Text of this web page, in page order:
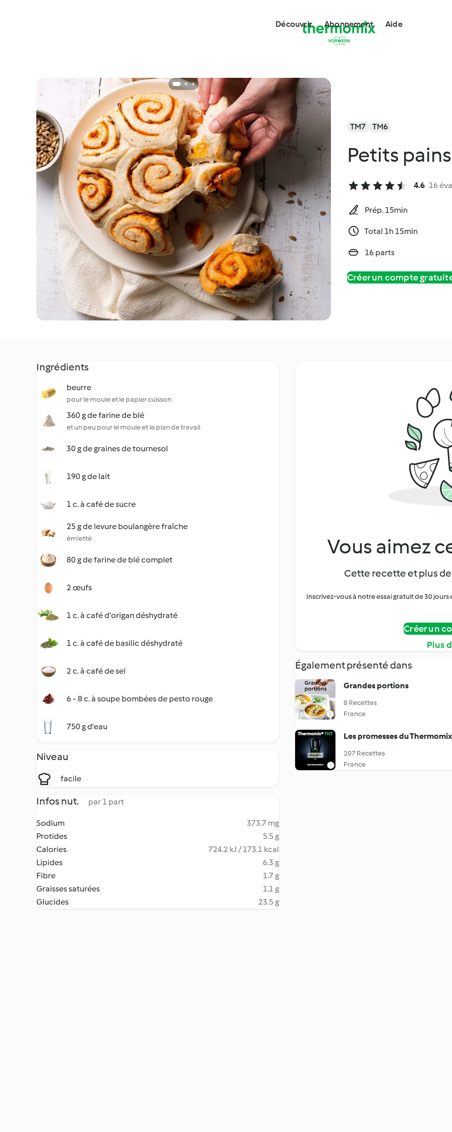
Découvrir Abonnement Aide
TM7 TM6
Petits
4.6 16
Prép. 15min
Total 1h 15min
16 parts
Créer un compte
Ingrédients
beurre
pour le moule et le papier cuisson
360 g de farine de blé
et un peu pour le moule et le plan de travail
30 g de graines de tournesol
190 g de lait
1 c. à café de sucre
25 g de levure boulangère fraîche
émietté
80 g de farine de blé complet
2 œufs
1 c. à café d'origan déshydraté
1 c. à café de basilic déshydraté
2 c. à café de sel
6 - 8 c. à soupe bombées de pesto rouge
750 g d'eau
Niveau
facile
Infos nut. par 1 part
Sodium
373.7 mg
Protides
5.5 g
Calories
724.2 kJ / 173.1 kcal
Lipides
6.3 g
Fibre
1.7 g
Graisses saturées
1.1 g
Glucides
23.5 g
Vous aimez
Cette recette et plus
Inscrivez-vous à notre essai gratuit de 30
Créer un
Plus
Également présenté dans
Grandes portions
8 Recettes
France
Les promesses du
207 Recettes
France